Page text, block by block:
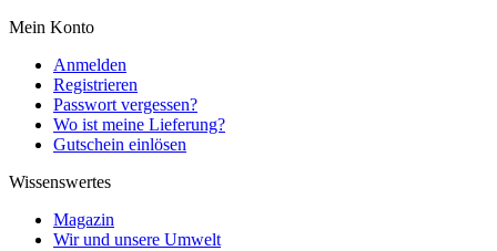
Mein Konto
Anmelden
Registrieren
Passwort vergessen?
Wo ist meine Lieferung?
Gutschein einlösen
Wissenswertes
Magazin
Wir und unsere Umwelt